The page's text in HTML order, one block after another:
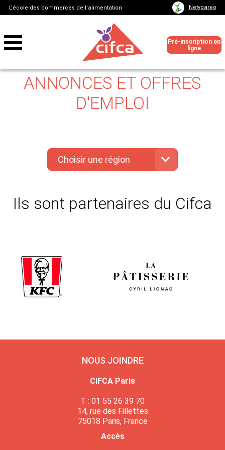
L'école des commerces de l'alimentation Netypareo
Pré-inscription en
ligne
ANNONCES ET OFFRES
D'EMPLOI
Choisir une région
Ils sont partenaires du Cifca
NOUS JOINDRE
CIFCA Paris
T : 01 55 26 39 70
14, rue des Fillettes
75018 Paris, France
Accès